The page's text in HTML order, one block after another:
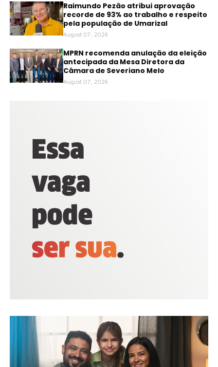
Raimundo Pezão atribui aprovação
recorde de 93% ao trabalho e respeito
pela população de Umarizal
August 07, 2026
MPRN recomenda anulação da eleição
antecipada da Mesa Diretora da
Câmara de Severiano Melo
August 07, 2026